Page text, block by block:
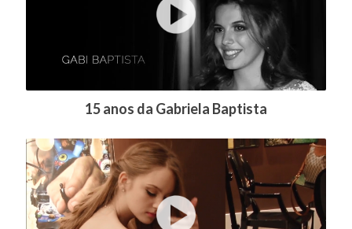
15 anos da Gabriela Baptista